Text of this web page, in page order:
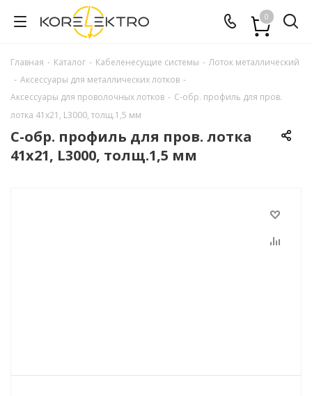
0
Главная - Каталог - Кабеленесущие системы - Лоток металлический
- Аксессуары для металлических лотков -
Аксессуары для проволочных лотков - С-обр. профиль для пров.
лотка 41х21, L3000, толщ.1,5 мм
С-обр. профиль для пров. лотка
41х21, L3000, толщ.1,5 мм